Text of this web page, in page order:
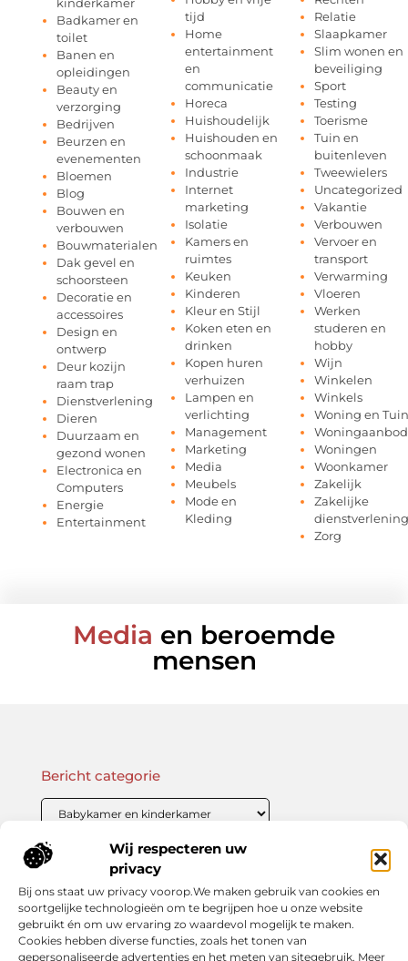
Wij respecteren uw
privacy
Bij ons staat uw privacy voorop.We maken gebruik van cookies en
soortgelijke technologieën om te begrijpen hoe u onze website
gebruikt én om uw ervaring zo waardevol mogelijk te maken.
Cookies hebben diverse functies, zoals het tonen van
gepersonaliseerde advertenties en het meten van sitegebruik. Meer
Badkamer en
toilet
Banen en
opleidingen
Beauty en
verzorging
Bedrijven
Beurzen en
evenementen
Bloemen
Blog
Bouwen en
verbouwen
Bouwmaterialen
Dak gevel en
schoorsteen
Decoratie en
accessoires
Design en
ontwerp
Deur kozijn
raam trap
Dienstverlening
Dieren
Duurzaam en
gezond wonen
Electronica en
Computers
Energie
Entertainment
tijd
Home
entertainment
en
communicatie
Horeca
Huishoudelijk
Huishouden en
schoonmaak
Industrie
Internet
marketing
Isolatie
Kamers en
ruimtes
Keuken
Kinderen
Kleur en Stijl
Koken eten en
drinken
Kopen huren
verhuizen
Lampen en
verlichting
Management
Marketing
Media
Meubels
Mode en
Kleding
Relatie
Slaapkamer
Slim wonen en
beveiliging
Sport
Testing
Toerisme
Tuin en
buitenleven
Tweewielers
Uncategorized
Vakantie
Verbouwen
Vervoer en
transport
Verwarming
Vloeren
Werken
studeren en
hobby
Wijn
Winkelen
Winkels
Woning en Tuin
Woningaanbod
Woningen
Woonkamer
Zakelijk
Zakelijke
dienstverlening
Zorg
Media en beroemde
mensen
Onze informatie
Bericht categorie